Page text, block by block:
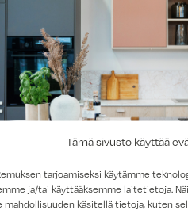
Tämä sivusto käyttää
tarjoamiseksi käytämme
ja/tai käyttääksemme laitetietoja.
mahdollisuuden käsitellä tietoja, kuten
2026 – näyttävää,